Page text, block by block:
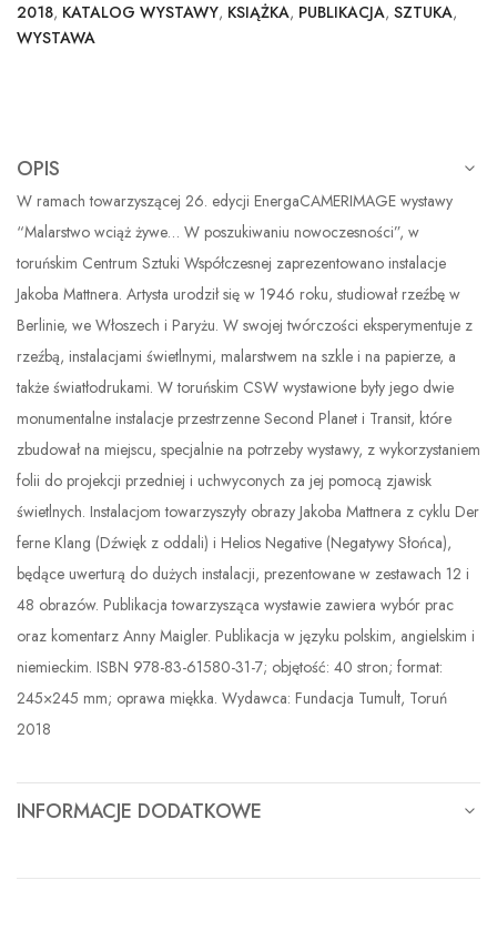
2018, KATALOG WYSTAWY, KSIĄŻKA, PUBLIKACJA, SZTUKA,
WYSTAWA
OPIS
W ramach towarzyszącej 26. edycji EnergaCAMERIMAGE wystawy
“Malarstwo wciąż żywe… W poszukiwaniu nowoczesności”, w
toruńskim Centrum Sztuki Współczesnej zaprezentowano instalacje
Jakoba Mattnera. Artysta urodził się w 1946 roku, studiował rzeźbę w
Berlinie, we Włoszech i Paryżu. W swojej twórczości eksperymentuje z
rzeźbą, instalacjami świetlnymi, malarstwem na szkle i na papierze, a
także światłodrukami. W toruńskim CSW wystawione były jego dwie
monumentalne instalacje przestrzenne Second Planet i Transit, które
zbudował na miejscu, specjalnie na potrzeby wystawy, z wykorzystaniem
folii do projekcji przedniej i uchwyconych za jej pomocą zjawisk
świetlnych. Instalacjom towarzyszyły obrazy Jakoba Mattnera z cyklu Der
ferne Klang (Dźwięk z oddali) i Helios Negative (Negatywy Słońca),
będące uwerturą do dużych instalacji, prezentowane w zestawach 12 i
48 obrazów. Publikacja towarzysząca wystawie zawiera wybór prac
oraz komentarz Anny Maigler. Publikacja w języku polskim, angielskim i
niemieckim. ISBN 978-83-61580-31-7; objętość: 40 stron; format:
245×245 mm; oprawa miękka. Wydawca: Fundacja Tumult, Toruń
2018
INFORMACJE DODATKOWE